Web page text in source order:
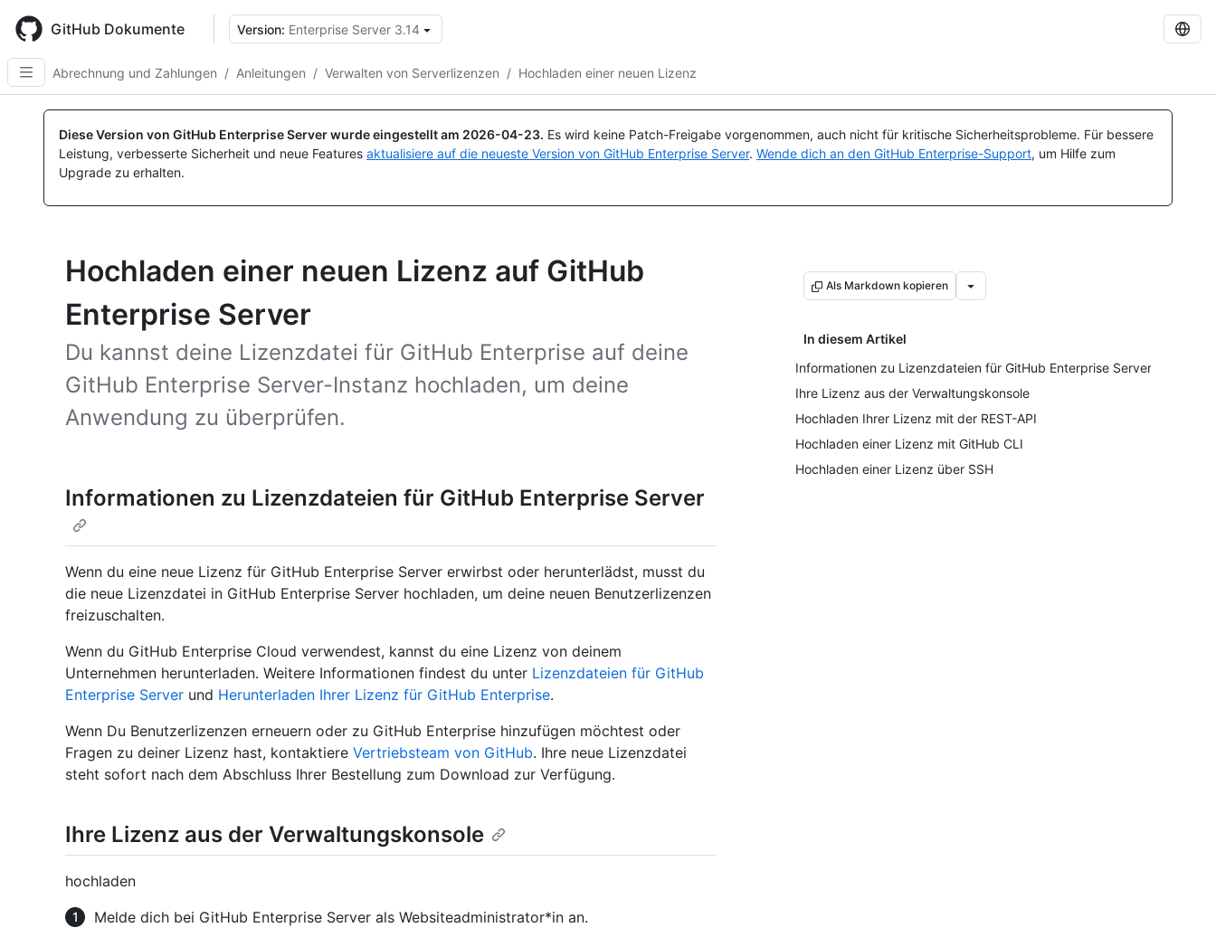
main
content
GitHub Dokumente Version: Enterprise Server 3.14
Abrechnung und Zahlungen / Anleitungen / Verwalten von Serverlizenzen / Hochladen einer neuen Lizenz
Diese Version von GitHub Enterprise Server wurde eingestellt am 2026-04-23. Es wird keine Patch-Freigabe vorgenommen, auch nicht für kritische Sicherheitsprobleme. Für bessere
Leistung, verbesserte Sicherheit und neue Features aktualisiere auf die neueste Version von GitHub Enterprise Server. Wende dich an den GitHub Enterprise-Support, um Hilfe zum
Upgrade zu erhalten.
Hochladen einer neuen Lizenz auf GitHub
Enterprise Server
Du kannst deine Lizenzdatei für GitHub Enterprise auf deine
GitHub Enterprise Server-Instanz hochladen, um deine
Anwendung zu überprüfen.
Als Markdown kopieren
In diesem Artikel
Informationen zu Lizenzdateien für GitHub Enterprise Server
Ihre Lizenz aus der Verwaltungskonsole
Hochladen Ihrer Lizenz mit der REST-API
Hochladen einer Lizenz mit GitHub CLI
Hochladen einer Lizenz über SSH
Informationen zu Lizenzdateien für GitHub Enterprise Server
Wenn du eine neue Lizenz für GitHub Enterprise Server erwirbst oder herunterlädst, musst du
die neue Lizenzdatei in GitHub Enterprise Server hochladen, um deine neuen Benutzerlizenzen
freizuschalten.
Wenn du GitHub Enterprise Cloud verwendest, kannst du eine Lizenz von deinem
Unternehmen herunterladen. Weitere Informationen findest du unter Lizenzdateien für GitHub
Enterprise Server und Herunterladen Ihrer Lizenz für GitHub Enterprise.
Wenn Du Benutzerlizenzen erneuern oder zu GitHub Enterprise hinzufügen möchtest oder
Fragen zu deiner Lizenz hast, kontaktiere Vertriebsteam von GitHub. Ihre neue Lizenzdatei
steht sofort nach dem Abschluss Ihrer Bestellung zum Download zur Verfügung.
Ihre Lizenz aus der Verwaltungskonsole
hochladen
Melde dich bei GitHub Enterprise Server als Websiteadministrator*in an.